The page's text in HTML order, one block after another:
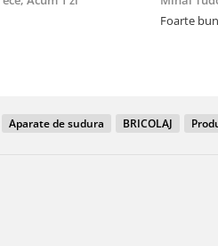
Foarte
Aparate de sudura BRICOLAJ